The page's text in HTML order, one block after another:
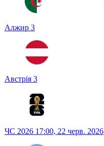
Алжир 3
Австрія 3
ЧС 2026 17:00, 22 черв. 2026